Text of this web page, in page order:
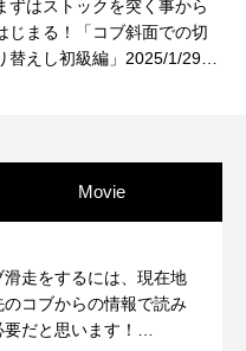
ずはストックを突く事から
じまる！「コブ斜面での切
替えし初級編」2025/1/29鷲
Movie
走をするには、現在地
コブからの情報で読み
だと思います！